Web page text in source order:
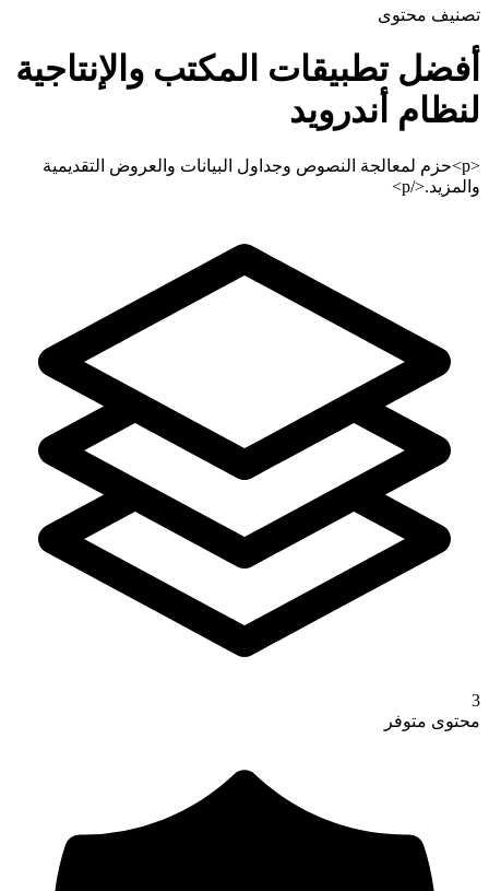
تصنيف محتوى
أفضل تطبيقات المكتب والإنتاجية
لنظام أندرويد
<p>حزم لمعالجة النصوص وجداول البيانات والعروض التقديمية
والمزيد.</p>
3
محتوى متوفر